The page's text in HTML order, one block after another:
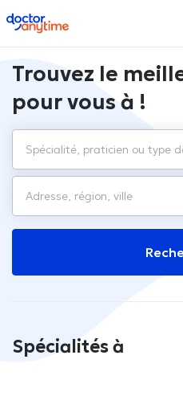
doctoranytime
Trouvez le
pour vous à !
Spécialités à